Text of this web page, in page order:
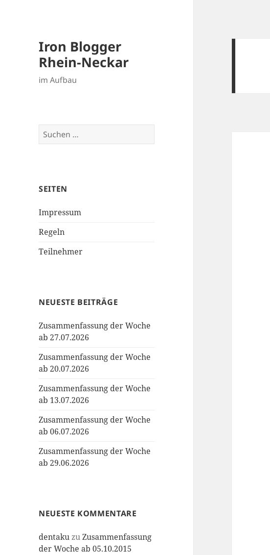
Iron Blogger
Rhein-Neckar
im Aufbau
Suchen
nach:
SEITEN
Impressum
Regeln
Teilnehmer
NEUESTE BEITRÄGE
Zusammenfassung der Woche
ab 27.07.2026
Zusammenfassung der Woche
ab 20.07.2026
Zusammenfassung der Woche
ab 13.07.2026
Zusammenfassung der Woche
ab 06.07.2026
Zusammenfassung der Woche
ab 29.06.2026
NEUESTE KOMMENTARE
dentakuzuZusammenfassung
der Woche ab 05.10.2015